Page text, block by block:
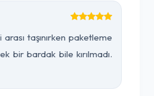
taşınırken paketleme
bir bardak bile kırılmadı.